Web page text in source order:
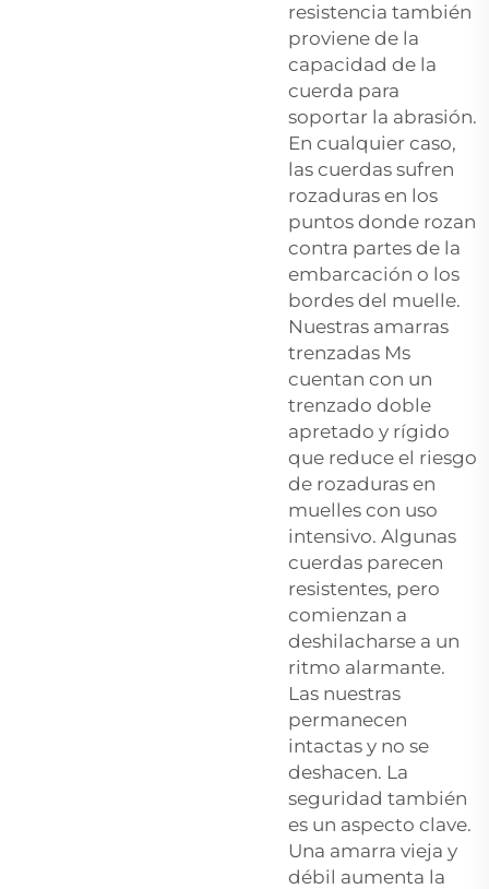
resistencia también
proviene de la
capacidad de la
cuerda para
soportar la abrasión.
En cualquier caso,
las cuerdas sufren
rozaduras en los
puntos donde rozan
contra partes de la
embarcación o los
bordes del muelle.
Nuestras amarras
trenzadas Ms
cuentan con un
trenzado doble
apretado y rígido
que reduce el riesgo
de rozaduras en
muelles con uso
intensivo. Algunas
cuerdas parecen
resistentes, pero
comienzan a
deshilacharse a un
ritmo alarmante.
Las nuestras
permanecen
intactas y no se
deshacen. La
seguridad también
es un aspecto clave.
Una amarra vieja y
débil aumenta la